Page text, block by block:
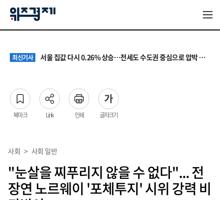
최신기사 서울 집값 다시 0.26% 상승…전세도 수도권 중심으로 압박 커져
최신기사 원·하청 교섭 갈등에 안전 지원 위축까지… 노란봉투법 불확실성 해법은
최신기사 청소년 혐오 표현, '처벌과 낙인'에서 '교양과 상식'으로
북마크 Link 인쇄 글자크기
사회 > 사회 일반
"눈살을 찌푸리지 않을 수 없다"... 전
장연 노르웨이 '포체투지' 시위 강력 비